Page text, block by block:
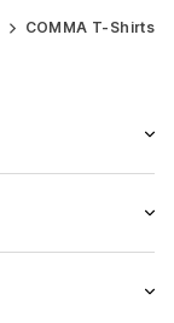
COMMA T-Shirts